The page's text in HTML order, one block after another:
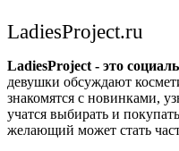
LadiesProject.ru
LadiesProject - это
девушки обсуждают
знакомятся с новинками,
учатся выбирать и
желающий может стать